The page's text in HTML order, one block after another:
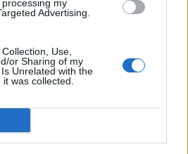
my
Advertising.
Use,
or Sharing of my
Unrelated with the
was collected.
niveles:
Respuesta de nivel 26903
Respuesta de nivel 26904
Respuesta de nivel 26905
Respuesta de nivel 26906